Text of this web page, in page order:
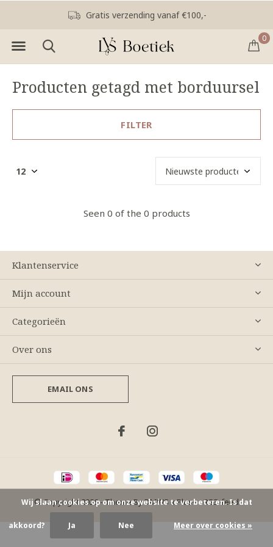
0
Gratis verzending vanaf €100,-
Producten getagd met borduursel
FILTER
Seen 0 of the 0 products
Klantenservice
Mijn account
Categorieën
Over ons
EMAIL ONS
© Copyright2026- Theme ByDMWS xPlus+-RSS-feed
Wij slaan cookies op om onze website te verbeteren. Is dat
akkoord? Ja Nee Meer over cookies »